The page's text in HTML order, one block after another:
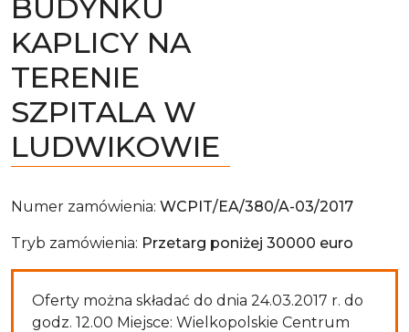
BUDYNKU
KAPLICY NA
TERENIE
SZPITALA W
LUDWIKOWIE
Numer zamówienia: WCPIT/EA/380/A-03/2017
Tryb zamówienia: Przetarg poniżej 30000 euro
Oferty można składać do dnia 24.03.2017 r. do
godz. 12.00 Miejsce: Wielkopolskie Centrum